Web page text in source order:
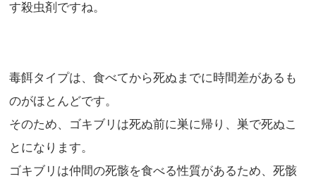
す殺虫剤ですね。
毒餌タイプは、食べてから死ぬまでに時間差があるも
のがほとんどです。
そのため、ゴキブリは死ぬ前に巣に帰り、巣で死ぬこ
とになります。
ゴキブリは仲間の死骸を食べる性質があるため、死骸